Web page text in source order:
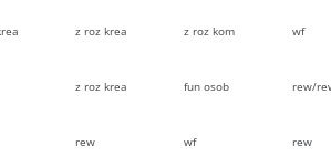
z roz krea z roz kom wf
z roz krea fun osob rew/
rew wf rew